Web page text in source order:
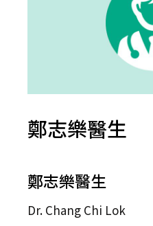
鄭志樂醫生
鄭志樂醫生
Dr. Chang Chi Lok